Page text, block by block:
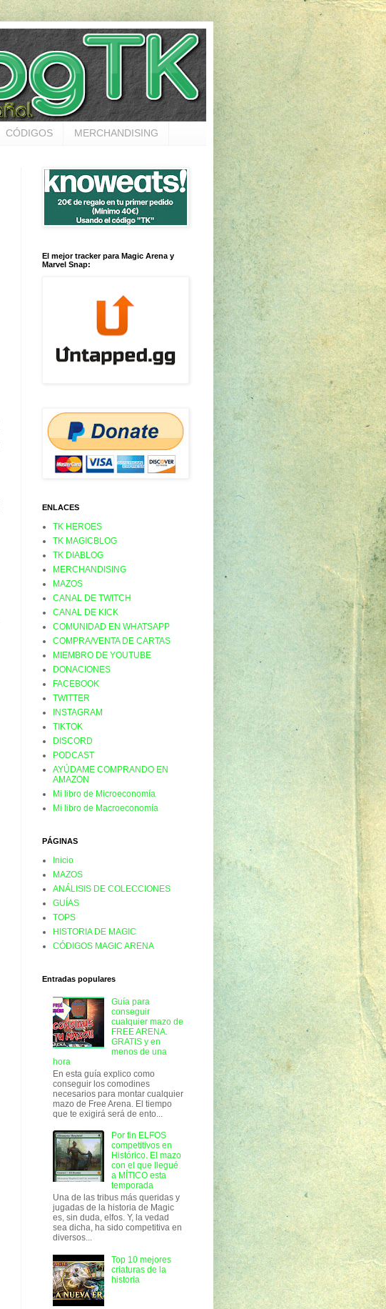
CÓDIGOS MERCHANDISING
El mejor tracker para Magic Arena y
Marvel Snap:
ENLACES
TK HEROES
TK MAGICBLOG
TK DIABLOG
MERCHANDISING
MAZOS
CANAL DE TWITCH
CANAL DE KICK
COMUNIDAD EN WHATSAPP
COMPRA/VENTA DE CARTAS
MIEMBRO DE YOUTUBE
DONACIONES
FACEBOOK
TWITTER
INSTAGRAM
TIKTOK
DISCORD
PODCAST
AYÚDAME COMPRANDO EN
AMAZON
Mi libro de Microeconomía
Mi libro de Macroeconomía
PÁGINAS
Inicio
MAZOS
ANÁLISIS DE COLECCIONES
GUÍAS
TOPS
HISTORIA DE MAGIC
CÓDIGOS MAGIC ARENA
Entradas populares
Guía para
conseguir
cualquier mazo de
FREE ARENA.
GRATIS y en
menos de una
hora
En esta guía explico como
conseguir los comodines
necesarios para montar cualquier
mazo de Free Arena. El tiempo
que te exigirá será de ento...
Por fin ELFOS
competitivos en
Histórico. El mazo
con el que llegué
a MÍTICO esta
temporada
Una de las tribus más queridas y
jugadas de la historia de Magic
es, sin duda, elfos. Y, la vedad
sea dicha, ha sido competitiva en
diversos...
Top 10 mejores
criaturas de la
historia